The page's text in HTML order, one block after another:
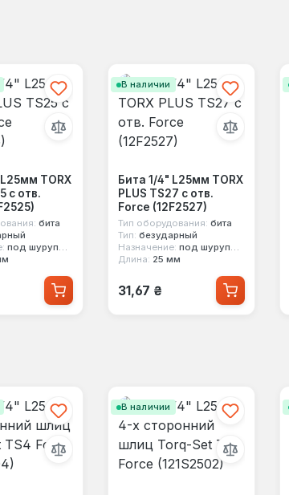
TORX
с отв.
бита
под шуруповерт
цена:
В наличии
Бита 1/4" L25мм TORX
PLUS TS27 с отв.
Force (12F2527)
Тип оборудования: бита
Тип: безударный
Назначение: под шуруповерт
Длина: 25 мм
Обычная цена:
31,67 ₴
В наличии